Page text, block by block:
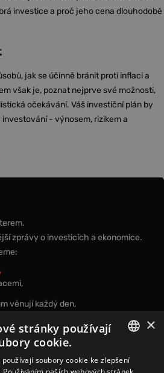
investice a proč jeho cena dlouhodobě
jak se účinně bránit proti inflaci a
však je, poznat nejprve své možnosti,
očekávání. Váš investiční plán by
- výnosem, rizikem a
zprávy o investicích a ekonomice.
věnují každý den,
CZECH
×
stránky používají
cookie.
soubory cookie ke zlepšení